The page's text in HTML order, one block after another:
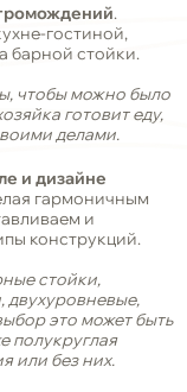
.
гостиной,
барной стойки.
чтобы можно было
готовит еду,
делами.
и дизайне
гармоничным
и
конструкций.
стойки,
двухуровневые,
это может быть
полукруглая
или без них.